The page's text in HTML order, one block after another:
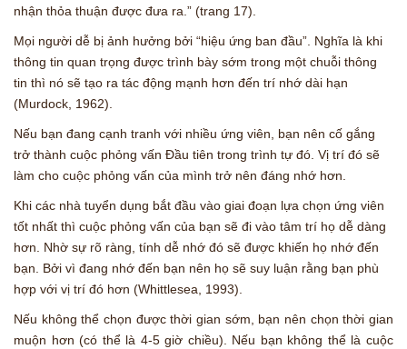
nhận thỏa thuận được đưa ra.” (trang 17).
Mọi người dễ bị ảnh hưởng bởi “hiệu ứng ban đầu”. Nghĩa là khi
thông tin quan trọng được trình bày sớm trong một chuỗi thông
tin thì nó sẽ tạo ra tác động mạnh hơn đến trí nhớ dài hạn
(Murdock, 1962).
Nếu bạn đang cạnh tranh với nhiều ứng viên, bạn nên cố gắng
trở thành cuộc phỏng vấn Đầu tiên trong trình tự đó. Vị trí đó sẽ
làm cho cuộc phỏng vấn của mình trở nên đáng nhớ hơn.
Khi các nhà tuyển dụng bắt đầu vào giai đoạn lựa chọn ứng viên
tốt nhất thì cuộc phỏng vấn của bạn sẽ đi vào tâm trí họ dễ dàng
hơn. Nhờ sự rõ ràng, tính dễ nhớ đó sẽ được khiến họ nhớ đến
bạn. Bởi vì đang nhớ đến bạn nên họ sẽ suy luận rằng bạn phù
hợp với vị trí đó hơn (Whittlesea, 1993).
Nếu không thể chọn được thời gian sớm, bạn nên chọn thời gian
muộn hơn (có thể là 4-5 giờ chiều). Nếu bạn không thể là cuộc